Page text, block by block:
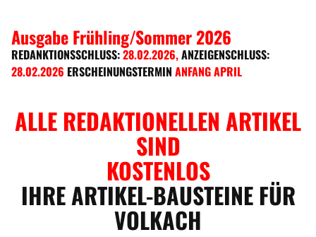
Ausgabe Frühling/Sommer 2026
REDANKTIONSSCHLUSS:28.02.2026,ANZEIGENSCHLUSS:
28.02.2026 ERSCHEINUNGSTERMIN ANFANG APRIL
ALLE REDAKTIONELLEN ARTIKEL
SIND
KOSTENLOS
IHRE ARTIKEL-BAUSTEINE FÜR
VOLKACH